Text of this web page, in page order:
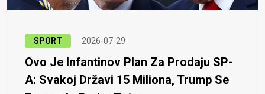
SPORT 2026-07-29
Ovo Je Infantinov Plan Za Prodaju SP-
A: Svakoj Državi 15 Miliona, Trump Se